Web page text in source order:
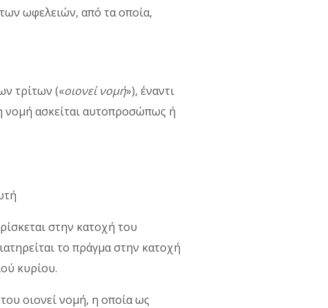
ωφελειών, από τα οποία,
τρίτων («οιονεί νομή»), έναντι
νομή ασκείται αυτοπροσώπως ή
στην κατοχή του
το πράγμα στην κατοχή
κυρίου.
οιονεί νομή, η οποία ως